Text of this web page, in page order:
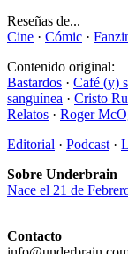
Reseñas de...
Cine · Cómic ·
Contenido original:
Bastardos · Café (y)
sanguínea · Cristo
Relatos · Roger
Editorial · Podcast ·
Sobre Underbrain
Nace el 21 de
Contacto